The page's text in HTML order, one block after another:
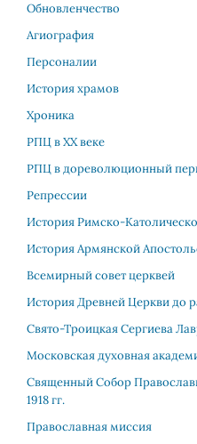
Обновленчество
Агиография
Персоналии
История храмов
Хроника
РПЦ в XX веке
РПЦ в дореволюционный
Репрессии
История Римско-
История Армянской
Всемирный совет церквей
История Древней Церкви до
Свято-Троицкая Сергиева
Московская духовная
Священный Собор
1918 гг.
Православная миссия